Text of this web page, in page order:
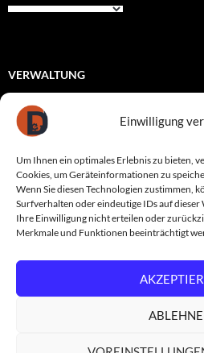
Einwilligung
Um Ihnen ein optimales Erlebnis zu bieten,
Cookies, um Geräteinformationen zu
Wenn Sie diesen Technologien zustimmen,
Surfverhalten oder eindeutige IDs auf dieser
Ihre Einwilligung nicht erteilen oder
Merkmale und Funktionen beeinträchtigt
VERWALTUNG
Registrieren
Eintrags-Feed
Kommentar-Feed
WordPress.org